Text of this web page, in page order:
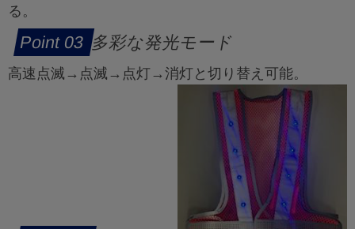
る。
多彩な発光モード
高速点滅→点滅→点灯→消灯と切り替え可能。